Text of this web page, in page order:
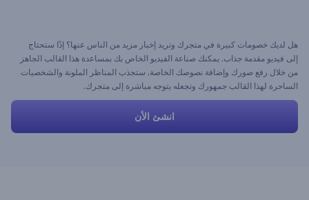
هل لديك خصومات كبيرة في متجرك وتريد إخبار مزيد من الناس عنها؟ إذًا ستحتاج
إلى فيديو مقدمة جذاب. يمكنك صناعة الفيديو الخاص بك بمساعدة هذا القالب الجاهز
من خلال رفع صورك وإضافة نصوصك الخاصة. ستجذب المناظر الملونة والشخصيات
الساحرة لهذا القالب جمهورك وتجعله يتوجه مباشرة إلى متجرك.
انشئ الأن